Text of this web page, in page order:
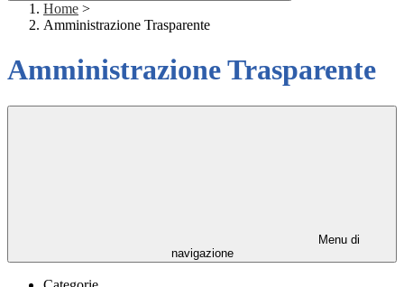
Home >
Amministrazione Trasparente
Amministrazione Trasparente
Menu di
navigazione